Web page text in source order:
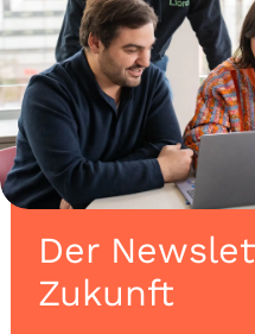
Der
Zukunft